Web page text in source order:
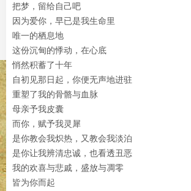
把梦，留给自己吧
因为爱你，早已是我生命里
唯一的栖息地
这份沉甸的悸动，在心底
悄然积蓄了十年
自初见那日起，你便无声地进驻
重塑了我的骨骼与血脉
母亲予我皮囊
而你，赋予我灵犀
是你教会我炽热，又教会我淡泊
是你让我辨清忠诚，也看透丑恶
我的欢喜与悲戚，盛放与凋零
皆为你而起